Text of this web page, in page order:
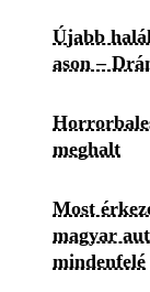
Újabb
ason –
meghalt
Most
magyar
mindenfelé